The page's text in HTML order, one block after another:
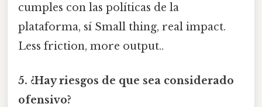
cumples con las políticas de la
plataforma, sí Small thing, real impact.
Less friction, more output..
5. ¿Hay riesgos de que sea considerado
ofensivo?